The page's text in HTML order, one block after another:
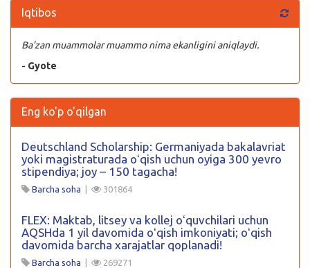
Iqtibos
Ba’zan muammolar muammo nima ekanligini aniqlaydi.
- Gyote
Eng ko'p o'qilgan
Deutschland Scholarship: Germaniyada bakalavriat
yoki magistraturada oʻqish uchun oyiga 300 yevro
stipendiya; joy – 150 tagacha!
Barcha soha | 301864
FLEX: Maktab, litsey va kollej oʻquvchilari uchun
AQSHda 1 yil davomida oʻqish imkoniyati; oʻqish
davomida barcha xarajatlar qoplanadi!
Barcha soha | 269271